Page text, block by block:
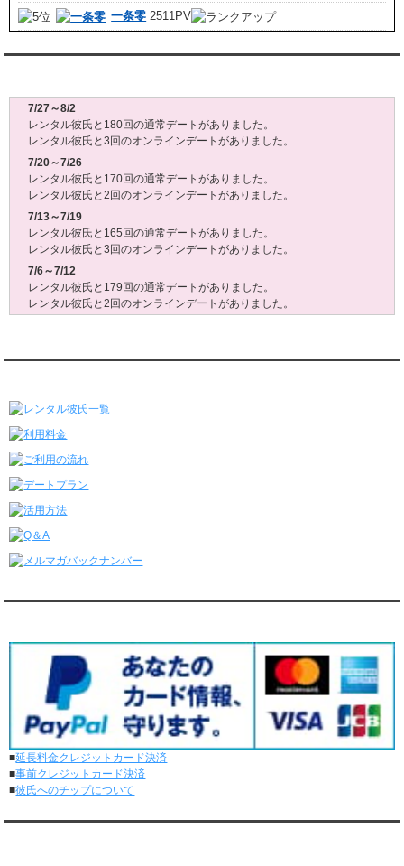
一条零 2511PV
7/27～8/2
レンタル彼氏と180回の通常デートがありました。
レンタル彼氏と3回のオンラインデートがありました。
7/20～7/26
レンタル彼氏と170回の通常デートがありました。
レンタル彼氏と2回のオンラインデートがありました。
7/13～7/19
レンタル彼氏と165回の通常デートがありました。
レンタル彼氏と3回のオンラインデートがありました。
7/6～7/12
レンタル彼氏と179回の通常デートがありました。
レンタル彼氏と2回のオンラインデートがありました。
レンタル彼氏と3回のオンラインデートがありました。
レンタル彼氏と2回のオンラインデートがありました。
6/15～6/21
レンタル彼氏と4回のオンラインデートがありました。
6/8～6/14
レンタル彼氏と161回の通常デートがありました。
レンタル彼氏と3回のオンラインデートがありました。
6/1～6/7
レンタル彼氏と165回の通常デートがありました。
レンタル彼氏と153回の通常デートがありました。
レンタル彼氏と1回のオンラインデートがありました。
5/11～5/17
レンタル彼氏と164回の通常デートがありました。
レンタル彼氏と2回のオンラインデートがありました。
5/4～5/10
レンタル彼氏と151回の通常デートがありました。
レンタル彼氏と2回のオンラインデートがありました。
■延長料金クレジットカード決済
■事前クレジットカード決済
■彼氏へのチップについて